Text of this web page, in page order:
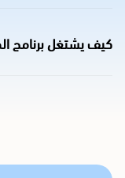
كيف يشتغل برنامج